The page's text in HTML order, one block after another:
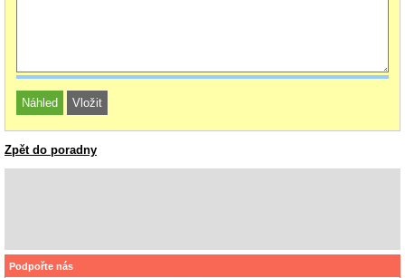
Zpět do poradny
Podpořte nás